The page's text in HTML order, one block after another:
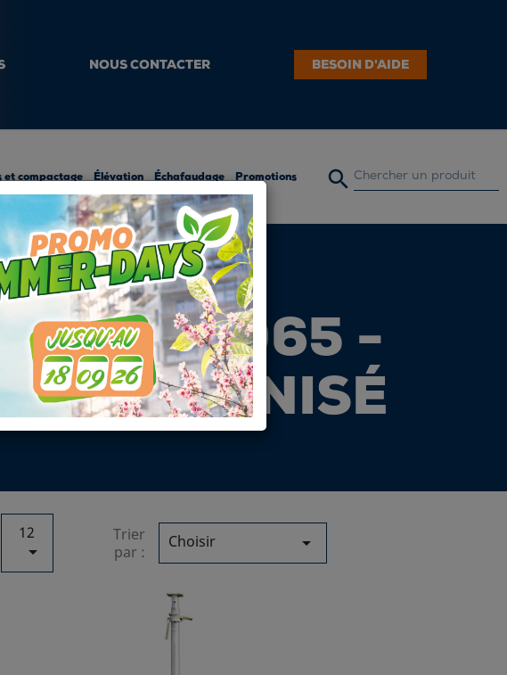
NOUS CONTACTER BESOIN D'AIDE
et compactage Élévation Échafaudage Promotions 
EN 1065 -
- GALVANISÉ
12

Trier
par :
Choisir 